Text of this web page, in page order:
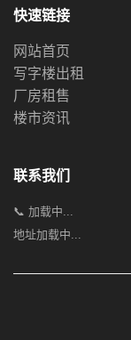
快速链接
网站首页
写字楼出租
厂房租售
楼市资讯
联系我们
📞 加载中...
地址加载中...